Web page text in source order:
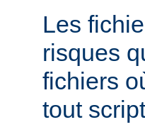
Les
risques
fichiers
tout